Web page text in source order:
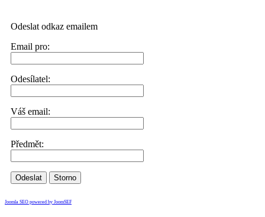
Odeslat odkaz emailem
Email pro:
Odesílatel:
Váš email:
Předmět:
Odeslat Storno
Joomla SEO powered by JoomSEF